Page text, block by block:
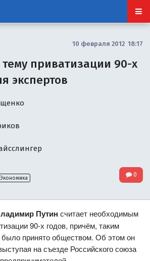
10 февраля 2012 18:17
приватизации 90-х
экспертов
Экономика 0
Путин считает необходимым
90-х годов, причём, таким
принято обществом. Об этом он
на съезде Российского союза